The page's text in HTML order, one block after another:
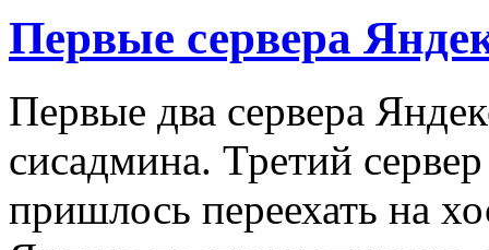
Первые сервера
Первые два сервера
сисадмина. Третий
пришлось переехать на